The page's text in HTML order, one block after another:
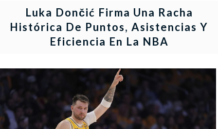
Noticias
Otros Deportes
Luka Dončić Firma Una Racha
Histórica De Puntos, Asistencias Y
Eficiencia En La NBA